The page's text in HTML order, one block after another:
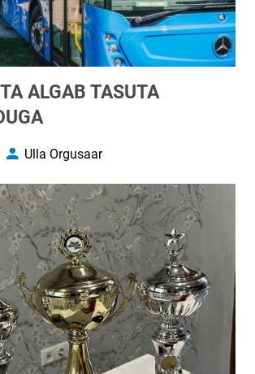
ALGAB TASUTA
AutorUlla Orgusaar